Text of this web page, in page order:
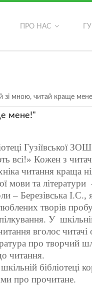
ПРО НАС
зі мною, читай краще
мене!"
Гузіївської
всі!» Кожен з
читання краща
мови та
– Березівська І.С.,
творів
У
вголос читачі
про творчий
читання.
бібліотеці
про прочитане.